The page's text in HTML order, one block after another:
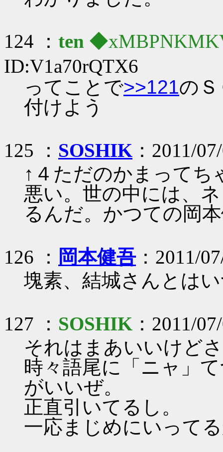
124 ： ten
ID:V1a70rQTX6
ってことで>>121の
付けよう
125 ： SOSHIK ：2011/
↑４ただのかまってち
悪い。世の中には、
るんだ。かつての岡
126 ： 岡本健吾：2011/
塊素、結城さんとは
127 ： SOSHIK ：2011/
それはまあいいけどさ
時々語尾に「ニャ」
がいいぜ。
正直引いてるし。
一応まじめにいって